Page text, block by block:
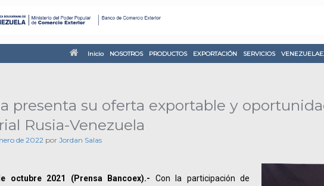
Inicio NOSOTROS PRODUCTOS EXPORTACIÓN SERVICIOS
presenta su oferta exportable y
Rusia-Venezuela
de 2022 por Jordan Salas
octubre 2021 (Prensa Bancoex).- Con la participación de